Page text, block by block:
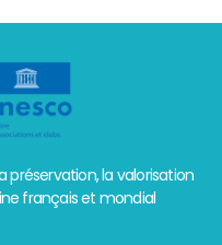
la valorisation
français et mondial